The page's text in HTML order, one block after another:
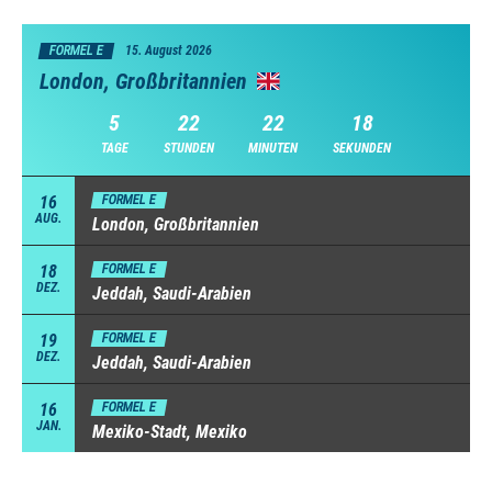
FORMEL E 15. August 2026
London, Großbritannien
5
TAGE
22
STUNDEN
22
MINUTEN
16
SEKUNDEN
16
AUG.
FORMEL E
London, Großbritannien
18
DEZ.
FORMEL E
Jeddah, Saudi-Arabien
19
DEZ.
FORMEL E
Jeddah, Saudi-Arabien
16
JAN.
FORMEL E
Mexiko-Stadt, Mexiko